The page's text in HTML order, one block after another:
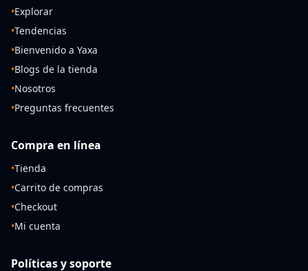
•Explorar
•Tendencias
•Bienvenido a Yaxa
•Blogs de la tienda
•Nosotros
•Preguntas frecuentes
Compra en línea
•Tienda
•Carrito de compras
•Checkout
•Mi cuenta
Políticas y soporte